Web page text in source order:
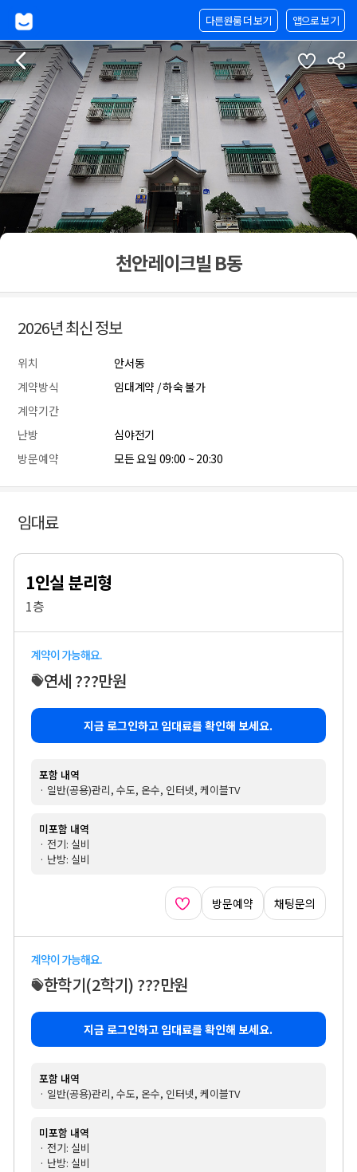
앱으로 보기
다른원룸 더 보기
천안레이크빌 B동
2026년 최신 정보
위치
안서동
계약방식
임대계약 / 하숙 불가
계약기간
난방
심야전기
방문예약
모든 요일 09:00 ~ 20:30
임대료
1인실 분리형
1층
계약이 가능해요.
연세 ???만원
지금 로그인하고 임대료를 확인해 보세요.
포함 내역
· 일반(공용)관리, 수도, 온수, 인터넷, 케이블TV
미포함 내역
· 전기: 실비
· 난방: 실비
방문예약 채팅문의
계약이 가능해요.
한학기(2학기) ???만원
지금 로그인하고 임대료를 확인해 보세요.
포함 내역
· 일반(공용)관리, 수도, 온수, 인터넷, 케이블TV
미포함 내역
· 전기: 실비
· 난방: 실비